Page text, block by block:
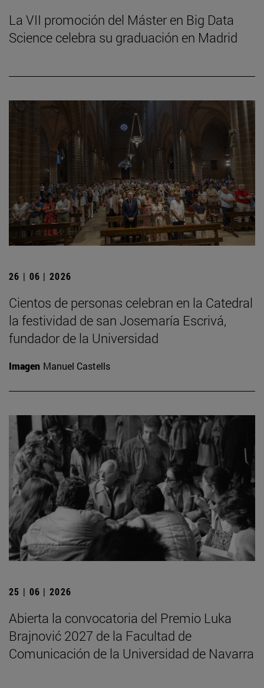
La VII promoción del Máster en Big Data
Science celebra su graduación en Madrid
26 | 06 | 2026
Cientos de personas celebran en la Catedral
la festividad de san Josemaría Escrivá,
fundador de la Universidad
Imagen Manuel Castells
25 | 06 | 2026
Abierta la convocatoria del Premio Luka
Brajnović 2027 de la Facultad de
Comunicación de la Universidad de Navarra